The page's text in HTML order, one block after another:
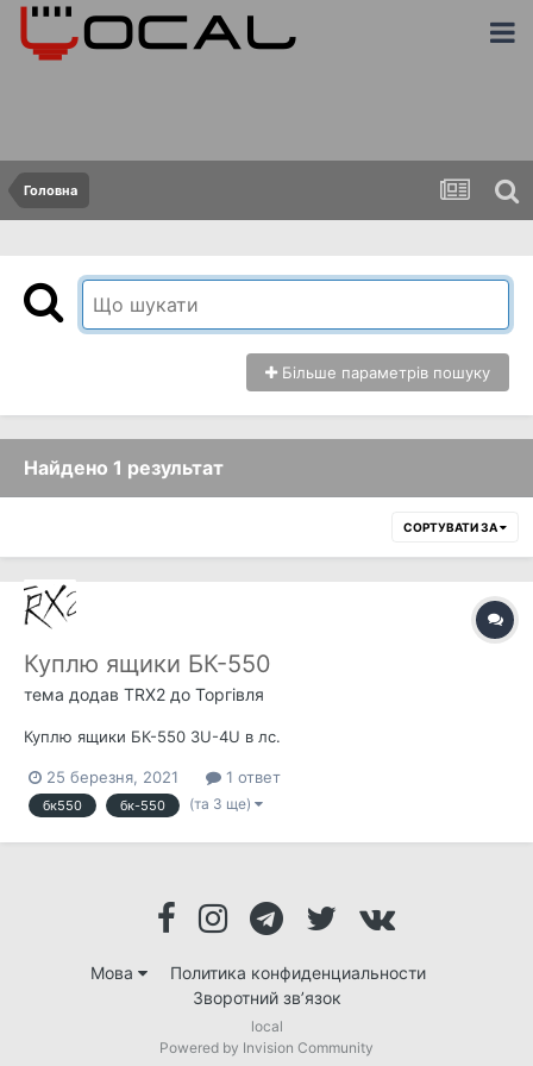
Головна
Більше параметрів пошуку
Найдено 1 результат
СОРТУВАТИ ЗА
Куплю ящики БК-550
тема додав TRX2 до Торгівля
Куплю ящики БК-550 3U-4U в лс.
25 березня, 2021 1 ответ
бк550 бк-550 (та 3 ще)
Мова
Политика конфиденциальности
Зворотний зв’язок
local
Powered by Invision Community